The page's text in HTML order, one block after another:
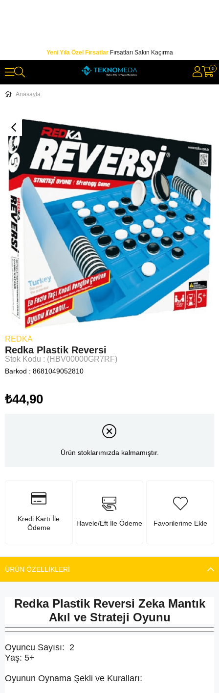
Yeni Yıla Özel FırsatlarFırsatları Sakın Kaçırma
0
Anasayfa
REDKA
Redka Plastik Reversi
Stok Kodu (HBV00000GR7RF)
Barkod : 8681049052810
₺44,90
Ürün stoklarımızda kalmamıştır.
Kredi Kartı İle
Ödeme
Havele/Eft İle Ödeme Favorilerime Ekle
ÜRÜN ÖZELLIKLERI
Redka Plastik Reversi Zeka Mantık
Akıl ve Strateji Oyunu
Oyuncu Sayısı: 2
Yaş: 5+
Oyunun Oynama Şekli ve Kuralları: